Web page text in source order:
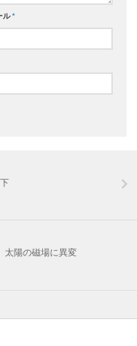
ル*
陽の磁場に異変